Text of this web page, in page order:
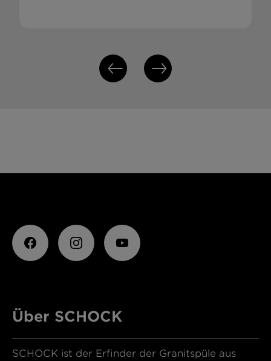
Über SCHOCK
SCHOCK ist der Erfinder der Granitspüle aus